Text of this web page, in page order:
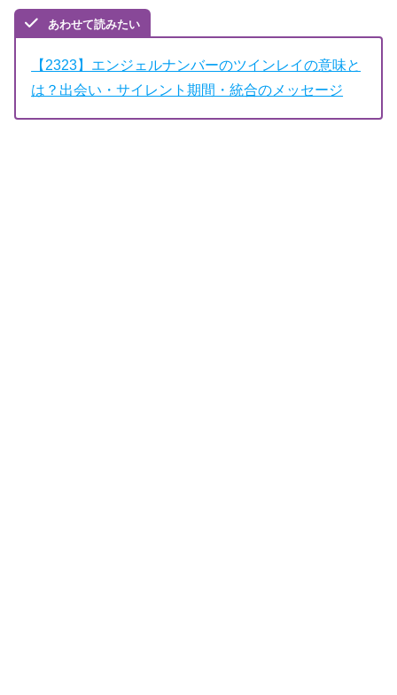
あわせて読みたい
【2323】エンジェルナンバーのツインレイの意味と
は？出会い・サイレント期間・統合のメッセージ